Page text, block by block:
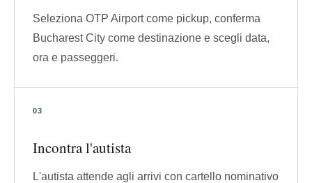
Seleziona OTP Airport come pickup, conferma
Bucharest City come destinazione e scegli data,
ora e passeggeri.
Incontra l'autista
L'autista attende agli arrivi con cartello nominativo